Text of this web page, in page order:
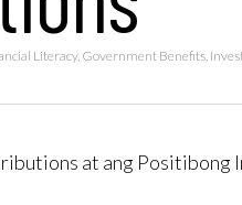
Literacy, Government Benefits,
at ang Positibong